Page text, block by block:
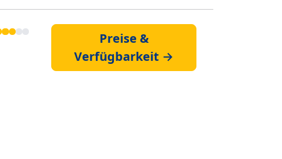
Preise &
Verfügbarkeit →